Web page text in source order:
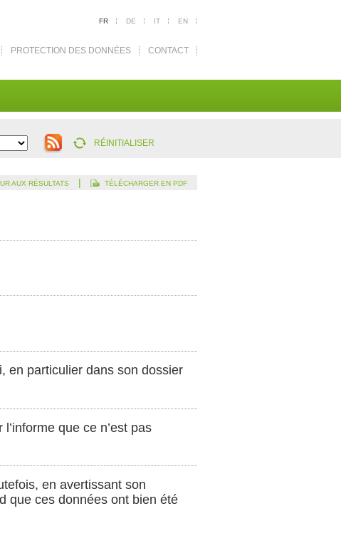
FR DE IT EN
PROTECTION DES DONNÉES CONTACT
RÉINITIALISER
AUX RÉSULTATS | TÉLÉCHARGER EN PDF
en particulier dans son dossier
que ce n’est pas
en avertissant son
que ces données ont bien été